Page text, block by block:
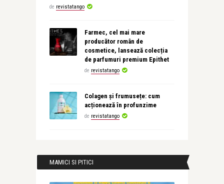
de revistatango
Farmec, cel mai mare
producător român de
cosmetice, lansează colecția
de parfumuri premium Epithet
de revistatango
Colagen și frumusețe: cum
acționează în profunzime
de revistatango
MAMICI SI PITICI